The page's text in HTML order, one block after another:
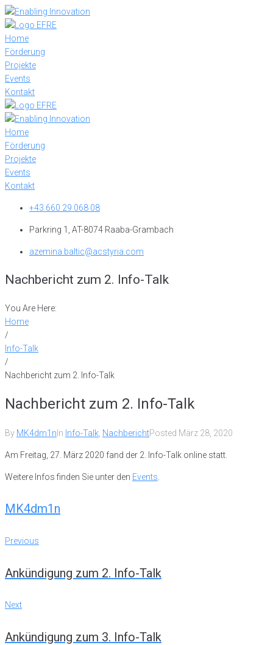
Skip
to
content
Home
Förderung
Projekte
Events
Kontakt
Home
Förderung
Projekte
Events
Kontakt
+43 660 29 068 08
Parkring 1, AT-8074 Raaba-Grambach
azemina.baltic@acstyria.com
Nachbericht zum 2. Info-Talk
You Are Here:
Home
/
Info-Talk
/
Nachbericht zum 2. Info-Talk
Nachbericht zum 2. Info-Talk
By MK4dm1n In Info-Talk NachberichtPosted März 28, 2020
Am Freitag, 27. März 2020 fand der 2. Info-Talk online statt.
Weitere Infos finden Sie unter den Events
MK4dm1n
Beitrags-
Previous
Previous
Ankündigung zum 2. Info-Talk
Next
Next
Ankündigung zum 3. Info-Talk